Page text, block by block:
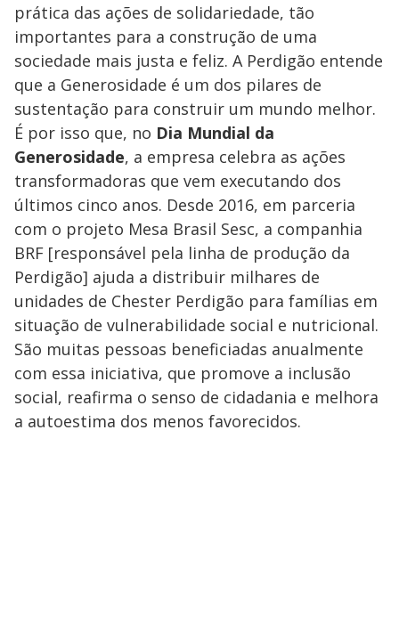
prática das ações de solidariedade, tão
importantes para a construção de uma
sociedade mais justa e feliz. A Perdigão entende
que a Generosidade é um dos pilares de
sustentação para construir um mundo melhor.
É por isso que, no Dia Mundial da
Generosidade, a empresa celebra as ações
transformadoras que vem executando dos
últimos cinco anos. Desde 2016, em parceria
com o projeto Mesa Brasil Sesc, a companhia
BRF [responsável pela linha de produção da
Perdigão] ajuda a distribuir milhares de
unidades de Chester Perdigão para famílias em
situação de vulnerabilidade social e nutricional.
São muitas pessoas beneficiadas anualmente
com essa iniciativa, que promove a inclusão
social, reafirma o senso de cidadania e melhora
a autoestima dos menos favorecidos.